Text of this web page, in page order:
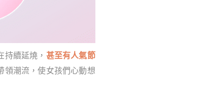
持續延燒， 甚至有人氣節
領潮流，使女孩們心動想